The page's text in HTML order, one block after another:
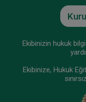
Ticari İşletme
Tüketici
Ekibinizin hukuk
Ekibinize, Hukuk